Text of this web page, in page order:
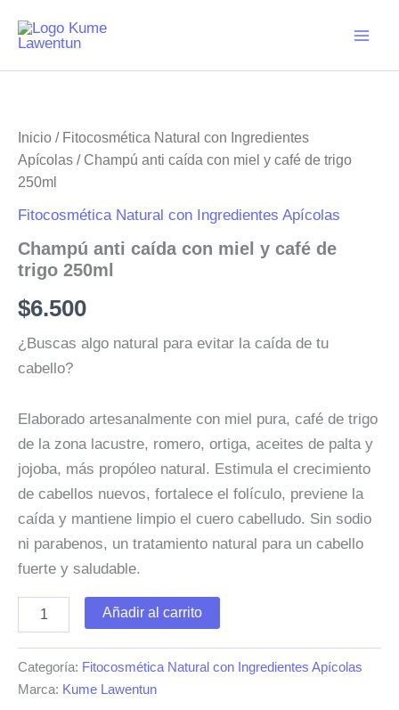
Inicio / Fitocosmética Natural con Ingredientes
Apícolas / Champú anti caída con miel y café de trigo
250ml
Fitocosmética Natural con Ingredientes Apícolas
Champú anti caída con miel y café de
trigo 250ml
$6.500
¿Buscas algo natural para evitar la caída de tu
cabello?
Elaborado artesanalmente con miel pura, café de trigo
de la zona lacustre, romero, ortiga, aceites de palta y
jojoba, más propóleo natural. Estimula el crecimiento
de cabellos nuevos, fortalece el folículo, previene la
caída y mantiene limpio el cuero cabelludo. Sin sodio
ni parabenos, un tratamiento natural para un cabello
fuerte y saludable.
Champú
con
miel
y
Añadir al carrito
Categoría: Fitocosmética Natural con Ingredientes Apícolas
Marca: Kume Lawentun